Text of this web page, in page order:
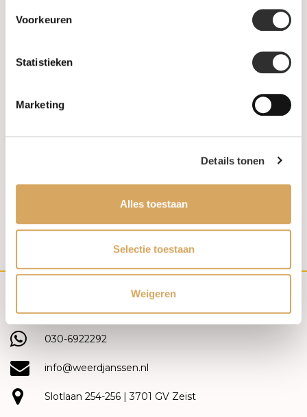
Voorkeuren
Statistieken
Marketing
Details tonen
Alles toestaan
Selectie toestaan
Weigeren
In stock
Katinka Berretty Collier Joy
Xpression 14k Geelgoud
Katinka Berretty Collier Joy
Xpression 14k Geelgoud
2 3
(030) 692 22 92
030-6922292
info@weerdjanssen.nl
Slotlaan 254-256 | 3701 GV Zeist